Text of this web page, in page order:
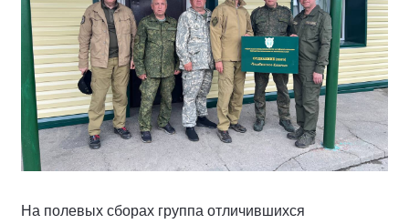
На полевых сборах группа отличившихся